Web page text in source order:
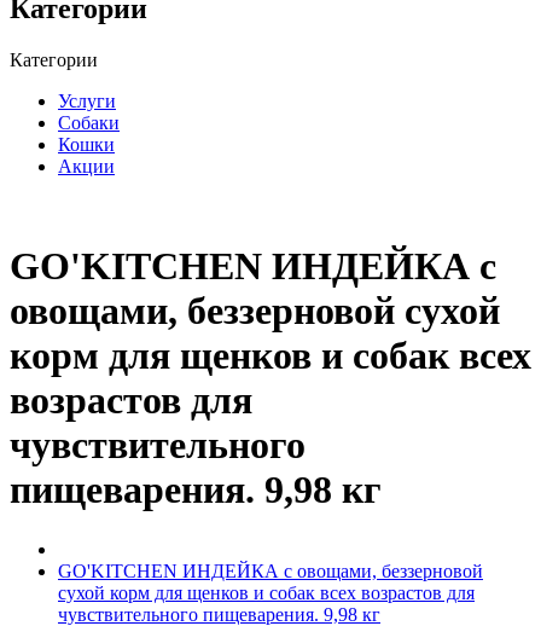
Категории
Категории
Услуги
Собаки
Кошки
Акции
GO'KITCHEN ИНДЕЙКА с
овощами, беззерновой сухой
корм для щенков и собак всех
возрастов для
чувствительного
пищеварения. 9,98 кг
GO'KITCHEN ИНДЕЙКА с овощами, беззерновой
сухой корм для щенков и собак всех возрастов для
чувствительного пищеварения. 9,98 кг